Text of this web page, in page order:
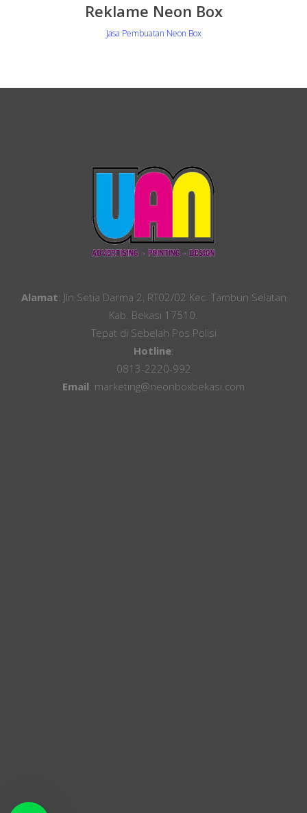
Reklame Neon Box
Jasa Pembuatan Neon Box
Alamat: Jln Setia Darma 2, RT02/02 Kec. Tambun Selatan
Kab. Bekasi 17510.
Tepat di Sebelah Pos Polisi
Hotline:
0813-2220-992
Email: marketing@neonboxbekasi.com